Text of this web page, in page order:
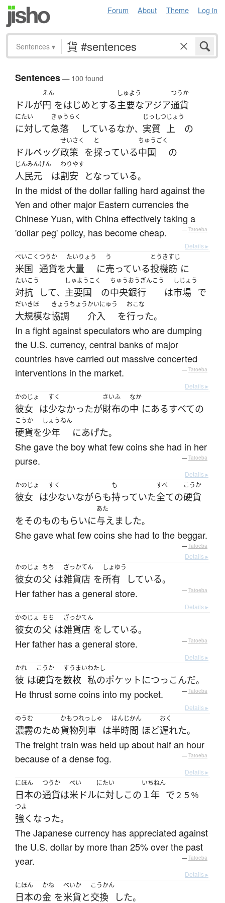
Forum About Theme Log in
Sentences ▾
Sentences— 100 found
ドルが
えん
円 をはじめとする
しゅよう
主要なアジア
つうか
通貨
にたい
に対して
きゅうらく
急落 しているなか、
じっしつ
実質
じょう
上
の
ドルペッグ
せいさく
政策 を
と
採っている
ちゅうごく
中国 の
じんみんげん
人民元 は
わりやす
割安 となっている。
In the midst of the dollar falling hard against the
Yen and other major Eastern currencies the
Chinese Yuan, with China effectively taking a
'dollar peg' policy, has become cheap.
— Tatoeba
Details ▸
べいこく
米国
つうか
通貨を
たいりょう
大量 に
う
売っている
とうきすじ
投機筋 に
たいこう
対抗 して、
しゅようこく
主要国 の
ちゅうおうぎんこう
中央銀行 は
しじょう
市場 で
だいきぼ
大規模な
きょうちょう
協調
かいにゅう
介入 を
おこな
行った。
In a fight against speculators who are dumping
the U.S. currency, central banks of major
countries have carried out massive concerted
interventions in the market.
— Tatoeba
Details ▸
かのじょ
彼女 は
すく
少なかったが
さいふ
財布の
なか
中 にあるすべての
こうか
硬貨を
しょうねん
少年 にあげた。
She gave the boy what few coins she had in her
purse.
— Tatoeba
Details ▸
かのじょ
彼女 は
すく
少ないながらも
も
持っていた
すべ
全ての
こうか
硬貨
をそのものもらいに
あた
与えました。
She gave what few coins she had to the beggar.
— Tatoeba
Details ▸
かのじょ
彼女の
ちち
父 は
ざっかてん
雑貨店 を
しょゆう
所有 している。
Her father has a general store. — Tatoeba
Details ▸
かのじょ
彼女の
ちち
父 は
ざっかてん
雑貨店 を している。
Her father has a general store. — Tatoeba
Details ▸
かれ
彼 は
こうか
硬貨を
すうまい
数枚
わたし
私のポケット につっこんだ。
He thrust some coins into my pocket. — Tatoeba
Details ▸
のうむ
濃霧のため
かもつれっしゃ
貨物列車 は
はんじかん
半時間 ほど
おく
遅れた。
The freight train was held up about half an hour
because of a dense fog.
— Tatoeba
Details ▸
にほん
日本の
つうか
通貨は
べい
米ドル
にたい
に対し この
いちねん
１年 で２５％
つよ
強く なった。
The Japanese currency has appreciated against
the U.S. dollar by more than 25% over the past
year.
— Tatoeba
Details ▸
にほん
日本の
かね
金 を
べいか
米貨と
こうかん
交換 した。